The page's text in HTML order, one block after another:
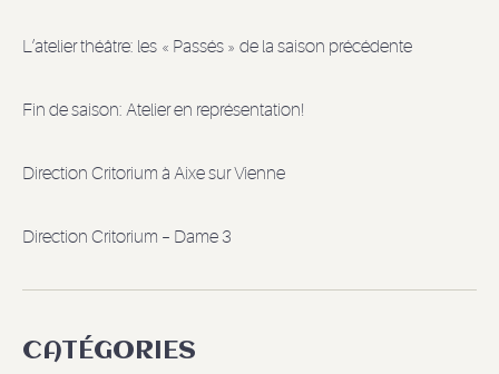
L’atelier théâtre: les « Passés » de la saison précédente
Fin de saison: Atelier en représentation!
Direction Critorium à Aixe sur Vienne
Direction Critorium – Dame 3
CATÉGORIES